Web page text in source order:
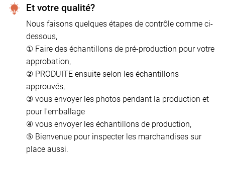
Et votre qualité?
Nous faisons quelques étapes de contrôle comme ci-
dessous,
① Faire des échantillons de pré-production pour votre
approbation,
② PRODUITE ensuite selon les échantillons
approuvés,
③ vous envoyer les photos pendant la production et
pour l'emballage
④ vous envoyer les échantillons de production,
⑤ Bienvenue pour inspecter les marchandises sur
place aussi.